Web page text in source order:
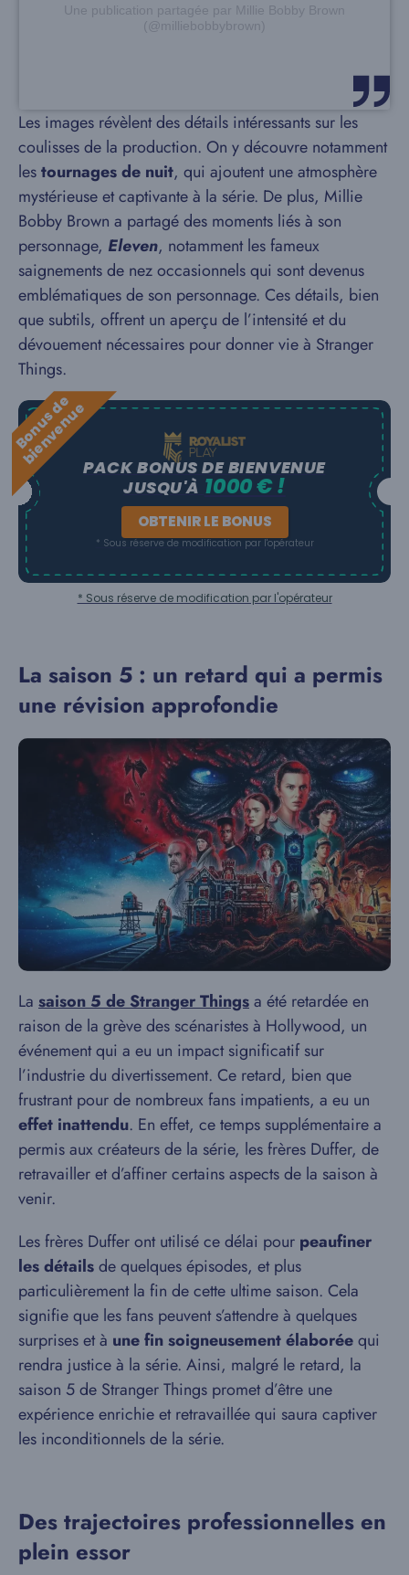
Une publication partagée par Millie Bobby Brown
(@milliebobbybrown)
Les images révèlent des détails intéressants sur les
coulisses de la production. On y découvre notamment
lestournages de nuit, qui ajoutent une atmosphère
mystérieuse et captivante à la série. De plus, Millie
Bobby Brown a partagé des moments liés à son
personnage, Eleven, notamment les fameux
saignements de nez occasionnels qui sont devenus
emblématiques de son personnage. Ces détails, bien
que subtils, offrent un aperçu de l’intensité et du
dévouement nécessaires pour donner vie à Stranger
Things.
B
o
n
u
s
d
e
b
i
e
n
v
e
n
u
ePACK BONUS DE BIENVENUE
JUSQU'À 1000 € !
OBTENIR LE BONUS
* Sous réserve de modification par l'opérateur
* Sous réserve de modification par l'opérateur
La saison 5 : un retard qui a permis
une révision approfondie
La saison 5 de Stranger Thingsa été retardée en
raison de la grève des scénaristes à Hollywood, un
événement qui a eu un impact significatif sur
l’industrie du divertissement. Ce retard, bien que
frustrant pour de nombreux fans impatients, a eu un
effet inattendu. En effet, ce temps supplémentaire a
permis aux créateurs de la série, les frères Duffer, de
retravailler et d’affiner certains aspects de la saison à
venir.
Les frères Duffer ont utilisé ce délai pour peaufiner
les détailsde quelques épisodes, et plus
particulièrement la fin de cette ultime saison. Cela
signifie que les fans peuvent s’attendre à quelques
surprises et à une fin soigneusement élaboréequi
rendra justice à la série. Ainsi, malgré le retard, la
saison 5 de Stranger Things promet d’être une
expérience enrichie et retravaillée qui saura captiver
les inconditionnels de la série.
Des trajectoires professionnelles en
plein essor